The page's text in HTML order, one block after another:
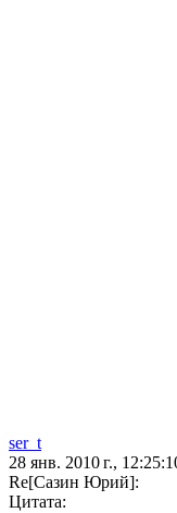
ser_t
28 янв. 2010 г.,
Re[Сазин Юрий]:
Цитата: